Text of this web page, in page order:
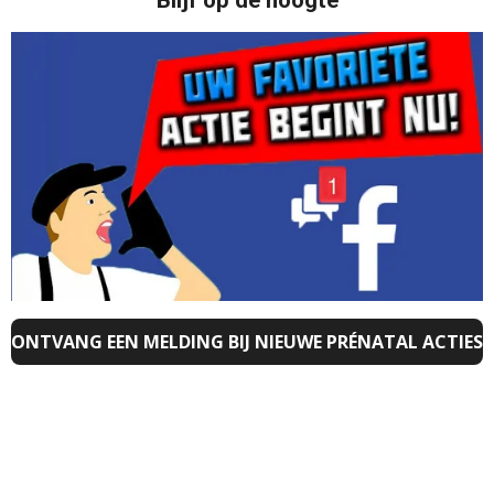
ONTVANG EEN MELDING BIJ NIEUWE PRÉNATAL ACTIES